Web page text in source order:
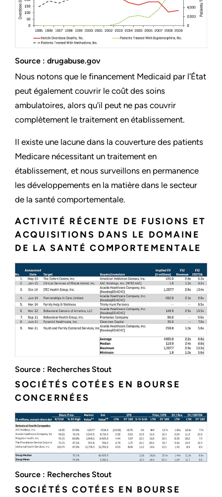
Source : drugabuse.gov
Nous notons que le financement Medicaid par l'État
peut également couvrir le coût des soins
ambulatoires, alors qu'il peut ne pas couvrir
complètement le traitement en établissement.
Il existe une lacune dans la couverture des patients
Medicare nécessitant un traitement en
établissement, et nous surveillons en permanence
les développements en la matière dans le secteur
de la santé comportementale.
ACTIVITÉ RÉCENTE DE FUSIONS ET
ACQUISITIONS DANS LE DOMAINE
DE LA SANTÉ COMPORTEMENTALE
Source : Recherches Stout
SOCIÉTÉS COTÉES EN BOURSE
CONCERNÉES
Source : Recherches Stout
SOCIÉTÉS COTÉES EN BOURSE